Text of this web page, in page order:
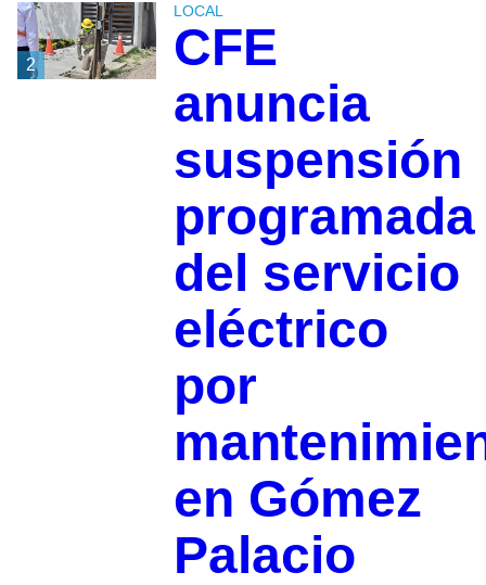
2
LOCAL
CFE
anuncia
suspensión
programada
del servicio
eléctrico
por
en Gómez
Palacio